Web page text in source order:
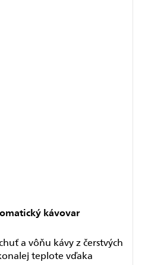
kávovar
a vôňu kávy z čerstvých
teplote vďaka